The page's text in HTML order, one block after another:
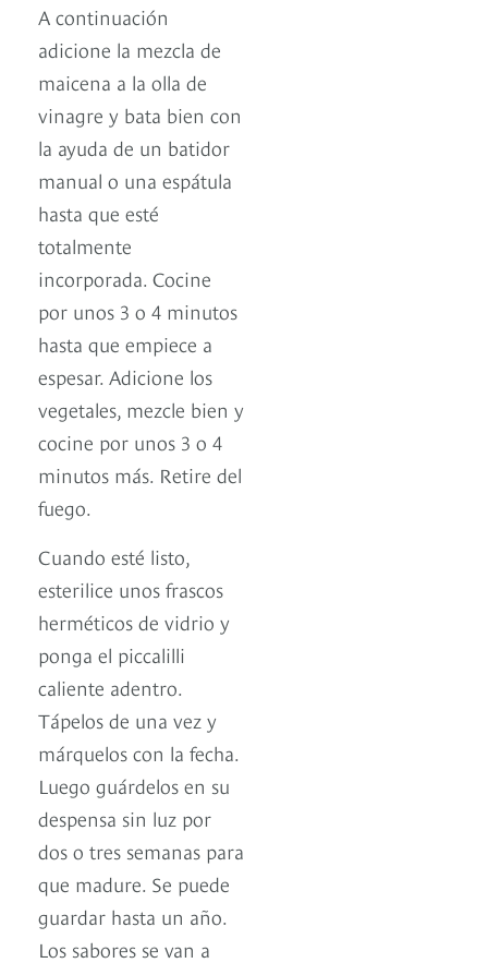
A continuación
adicione la mezcla de
maicena a la olla de
vinagre y bata bien con
la ayuda de un batidor
manual o una espátula
hasta que esté
totalmente
incorporada. Cocine
por unos 3 o 4 minutos
hasta que empiece a
espesar. Adicione los
vegetales, mezcle bien y
cocine por unos 3 o 4
minutos más. Retire del
fuego.
Cuando esté listo,
esterilice unos frascos
herméticos de vidrio y
ponga el piccalilli
caliente adentro.
Tápelos de una vez y
márquelos con la fecha.
Luego guárdelos en su
despensa sin luz por
dos o tres semanas para
que madure. Se puede
guardar hasta un año.
Los sabores se van a